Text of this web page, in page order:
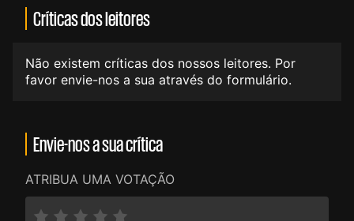
Críticas dos leitores
Não existem críticas dos nossos leitores. Por
favor envie-nos a sua através do formulário.
Envie-nos a sua crítica
ATRIBUA UMA VOTAÇÃO